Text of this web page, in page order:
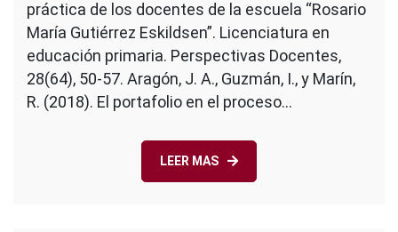
el
2018
práctica de los docentes de la escuela “Rosario
María Gutiérrez Eskildsen”. Licenciatura en
educación primaria. Perspectivas Docentes,
28(64), 50-57. Aragón, J. A., Guzmán, I., y Marín,
R. (2018). El portafolio en el proceso…
LEER MAS